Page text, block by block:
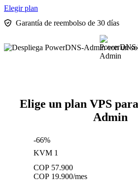
Elegir plan
Garantía de reembolso de 30 días
Elige un plan VPS
Admin
-66%
KVM 1
COP 57.900
COP 19.900/mes